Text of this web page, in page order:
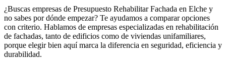
¿Buscas empresas de Presupuesto Rehabilitar Fachada en Elche y
no sabes por dónde empezar? Te ayudamos a comparar opciones
con criterio. Hablamos de empresas especializadas en rehabilitación
de fachadas, tanto de edificios como de viviendas unifamiliares,
porque elegir bien aquí marca la diferencia en seguridad, eficiencia y
durabilidad.